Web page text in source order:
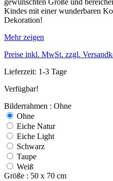
gewünschten Größe und
Kindes mit einer wunderbaren
Dekoration!
Mehr zeigen
Preise inkl. MwSt. zzgl.
Lieferzeit: 1-3 Tage
Verfügbar!
Bilderrahmen : Ohne
Ohne
Eiche Natur
Eiche Light
Schwarz
Taupe
Weiß
Größe : 50 x 70 cm